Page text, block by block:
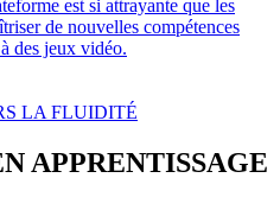
est si attrayante que les
de nouvelles compétences
des jeux vidéo.
LA FLUIDITÉ
APPRENTISSAGE